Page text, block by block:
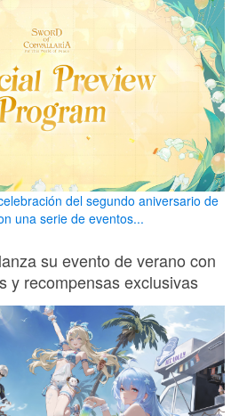
del segundo aniversario de
una serie de eventos...
su evento de verano con
y recompensas exclusivas